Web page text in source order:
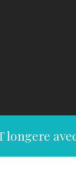
longere